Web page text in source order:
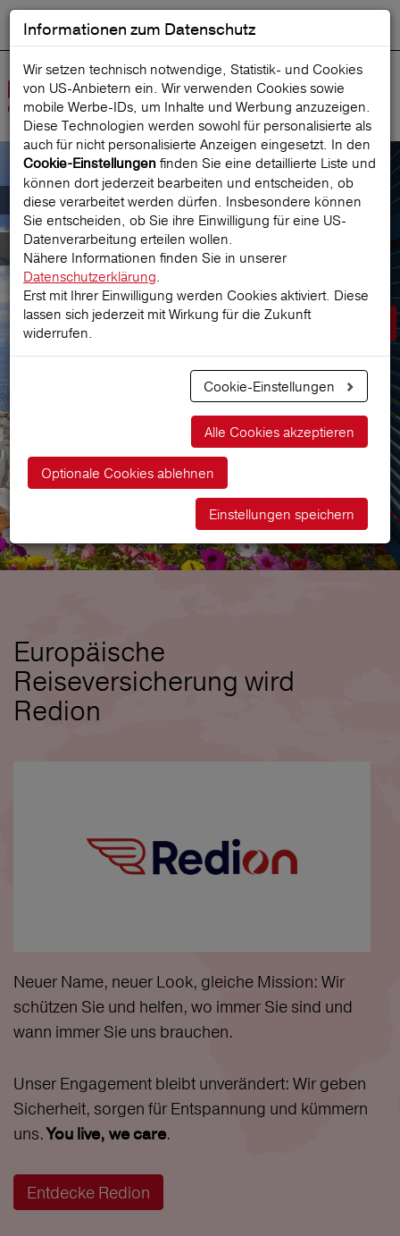
Suche starten
Der österreichische Marktführer für
Reiseversicherungen
Prämie berechnen
Europäische
Reiseversicherung wird
Redion
Neuer Name, neuer Look, gleiche Mission: Wir
schützen Sie und helfen, wo immer Sie sind und
wann immer Sie uns brauchen.
Unser Engagement bleibt unverändert: Wir geben
Sicherheit, sorgen für Entspannung und kümmern
uns.You live, we care.
Entdecke Redion
Informationen zum Datenschutz
Wir setzen technisch notwendige, Statistik- und Cookies
von US-Anbietern ein. Wir verwenden Cookies sowie
mobile Werbe‑IDs, um Inhalte und Werbung anzuzeigen.
Diese Technologien werden sowohl für personalisierte als
auch für nicht personalisierte Anzeigen eingesetzt. In den
Cookie-Einstellungen finden Sie eine detaillierte Liste und
können dort jederzeit bearbeiten und entscheiden, ob
diese verarbeitet werden dürfen. Insbesondere können
Sie entscheiden, ob Sie ihre Einwilligung für eine US-
Datenverarbeitung erteilen wollen.
Nähere Informationen finden Sie in unserer
Datenschutzerklärung.
Erst mit Ihrer Einwilligung werden Cookies aktiviert. Diese
lassen sich jederzeit mit Wirkung für die Zukunft
widerrufen.
Cookie-Einstellungen
Alle Cookies akzeptieren
Optionale Cookies ablehnen
Einstellungen speichern